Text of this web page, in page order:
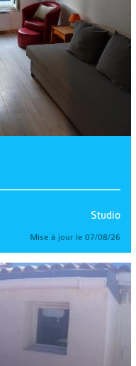
Studio
Mise à jour le 07/08/26